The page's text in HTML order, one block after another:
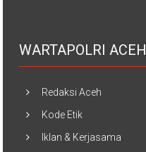
WARTAPOLRI ACEH
Redaksi Aceh
Kode Etik
Iklan & Kerjasama